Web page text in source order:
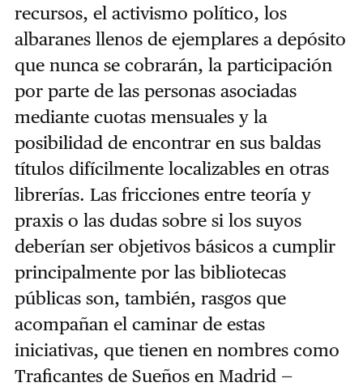
recursos, el activismo político, los
albaranes llenos de ejemplares a depósito
que nunca se cobrarán, la participación
por parte de las personas asociadas
mediante cuotas mensuales y la
posibilidad de encontrar en sus baldas
títulos difícilmente localizables en otras
librerías. Las fricciones entre teoría y
praxis o las dudas sobre si los suyos
deberían ser objetivos básicos a cumplir
principalmente por las bibliotecas
públicas son, también, rasgos que
acompañan el caminar de estas
iniciativas, que tienen en nombres como
Traficantes de Sueños en Madrid —